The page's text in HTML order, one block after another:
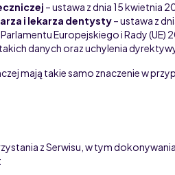
– ustawa z dnia 15 kwietnia
i lekarza dentysty– ustawa z
Europejskiego i Rady
danych oraz uchylenia
mają takie samo znaczenie w
z Serwisu, w tym